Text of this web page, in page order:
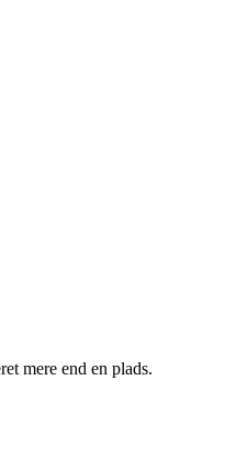
mere end en plads.